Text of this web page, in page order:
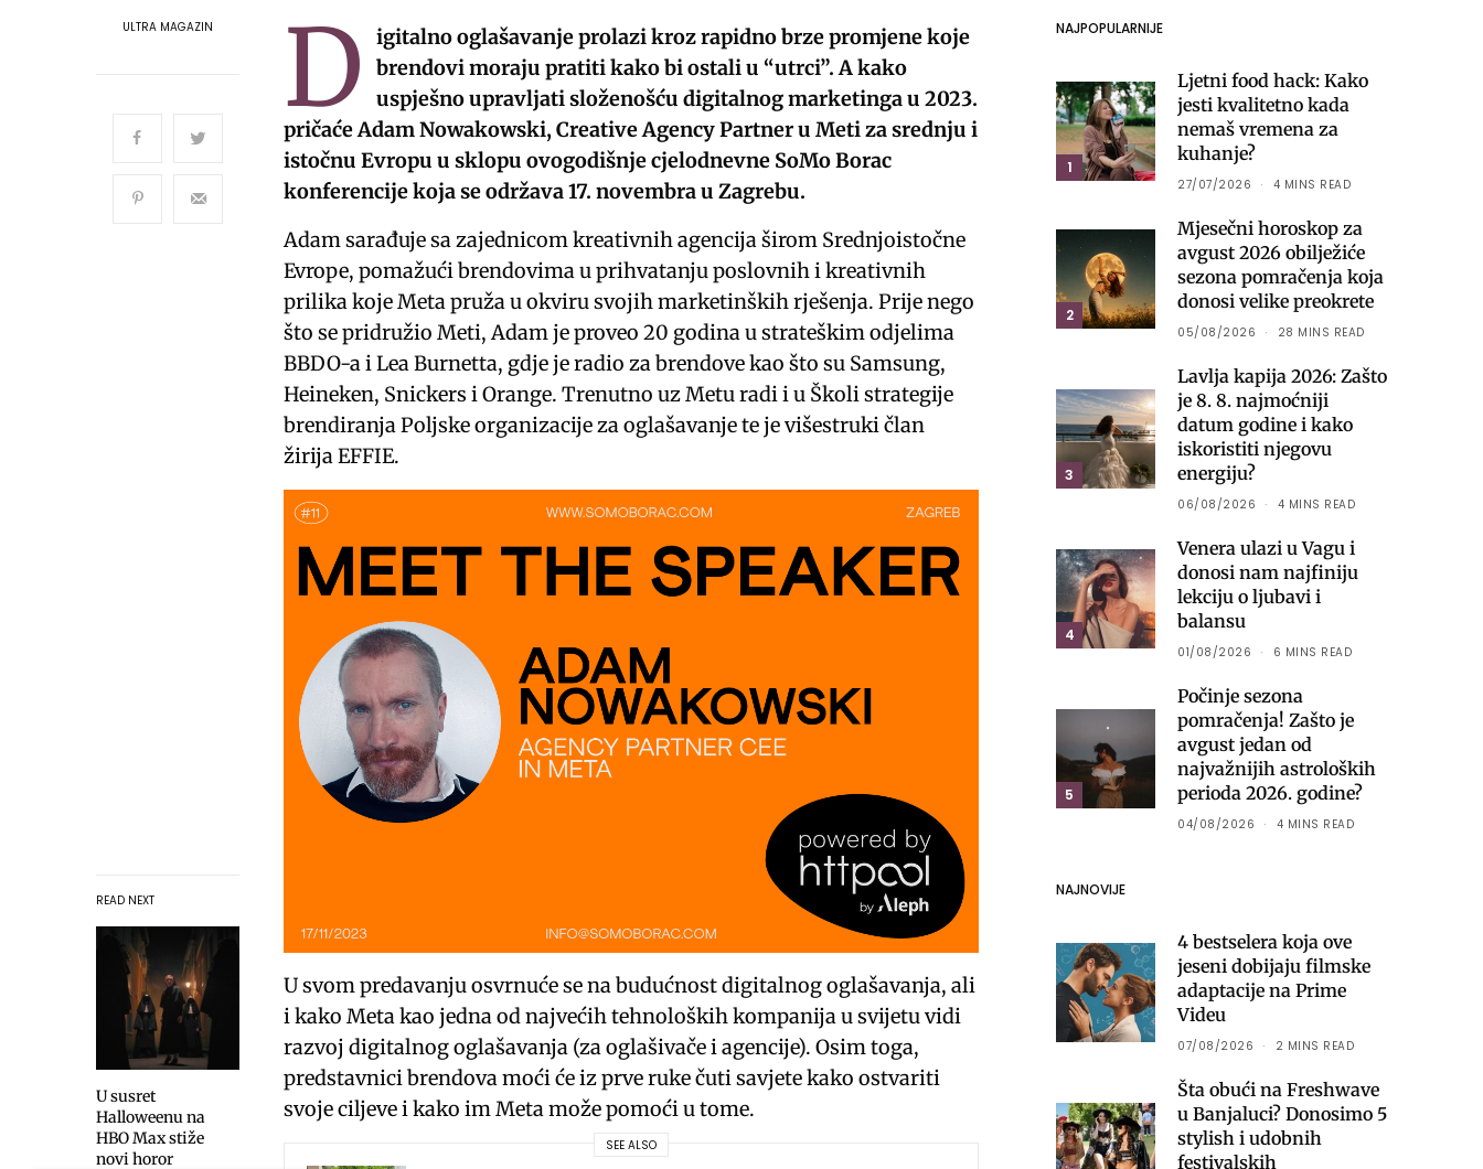
ULTRA MAGAZIN
READ NEXT
U susret
Halloweenu na
HBO Max stiže
novi horor
D
igitalno oglašavanje prolazi kroz rapidno brze promjene koje
brendovi moraju pratiti kako bi ostali u “utrci”. A kako
uspješno upravljati složenošću digitalnog marketinga u 2023.
pričaće Adam Nowakowski, Creative Agency Partner u Meti za srednju i
istočnu Evropu u sklopu ovogodišnje cjelodnevne SoMo Borac
konferencije koja se održava 17. novembra u Zagrebu.
Adam sarađuje sa zajednicom kreativnih agencija širom Srednjoistočne
Evrope, pomažući brendovima u prihvatanju poslovnih i kreativnih
prilika koje Meta pruža u okviru svojih marketinških rješenja. Prije nego
što se pridružio Meti, Adam je proveo 20 godina u strateškim odjelima
BBDO-a i Lea Burnetta, gdje je radio za brendove kao što su Samsung,
Heineken, Snickers i Orange. Trenutno uz Metu radi i u Školi strategije
brendiranja Poljske organizacije za oglašavanje te je višestruki član
žirija EFFIE.
U svom predavanju osvrnuće se na budućnost digitalnog oglašavanja, ali
i kako Meta kao jedna od najvećih tehnoloških kompanija u svijetu vidi
razvoj digitalnog oglašavanja (za oglašivače i agencije). Osim toga,
predstavnici brendova moći će iz prve ruke čuti savjete kako ostvariti
svoje ciljeve i kako im Meta može pomoći u tome.
SEE ALSO
NAJPOPULARNIJE
1
Ljetni food hack: Kako
jesti kvalitetno kada
nemaš vremena za
kuhanje?
27/07/2026 4 MINS READ
2
Mjesečni horoskop za
avgust 2026 obilježiće
sezona pomračenja koja
donosi velike preokrete
05/08/2026 28 MINS READ
3
Lavlja kapija 2026: Zašto
je 8. 8. najmoćniji
datum godine i kako
iskoristiti njegovu
energiju?
06/08/2026 4 MINS READ
4
Venera ulazi u Vagu i
donosi nam najfiniju
lekciju o ljubavi i
balansu
01/08/2026 6 MINS READ
5
Počinje sezona
pomračenja! Zašto je
avgust jedan od
najvažnijih astroloških
perioda 2026. godine?
04/08/2026 4 MINS READ
NAJNOVIJE
4 bestselera koja ove
jeseni dobijaju filmske
adaptacije na Prime
Videu
07/08/2026 2 MINS READ
Šta obući na Freshwave
u Banjaluci? Donosimo 5
stylish i udobnih
festivalskih